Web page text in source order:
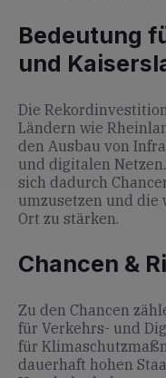
Bedeutung
und
Die
Ländern wie
den Ausbau von
und digitalen
sich dadurch
umzusetzen und
Ort zu stärken.
Chancen &
Zu den Chancen
für Verkehrs- und
für
dauerhaft hohen